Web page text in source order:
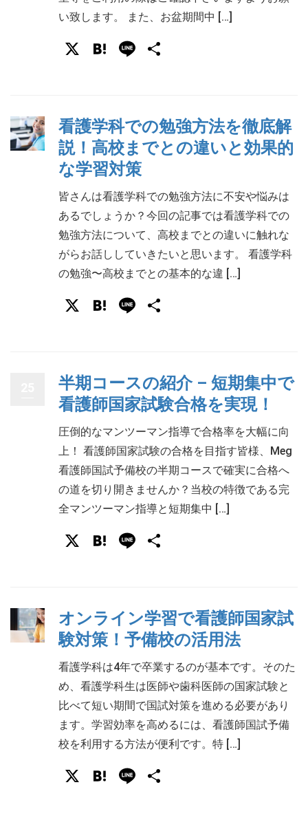
い致します。 また、お盆期間中 […]
X Hatena
Line
看護学科での勉強方法を徹底解
説！高校までとの違いと効果的
な学習対策
皆さんは看護学科での勉強方法に不安や悩みは
あるでしょうか？今回の記事では看護学科での
勉強方法について、高校までとの違いに触れな
がらお話ししていきたいと思います。 看護学科
の勉強〜高校までとの基本的な違 […]
X Hatena
Line
半期コースの紹介 – 短期集中で
看護師国家試験合格を実現！
圧倒的なマンツーマン指導で合格率を大幅に向
上！ 看護師国家試験の合格を目指す皆様、Meg
看護師国試予備校の半期コースで確実に合格へ
の道を切り開きませんか？当校の特徴である完
全マンツーマン指導と短期集中 […]
X Hatena
Line
オンライン学習で看護師国家試
験対策！予備校の活用法
看護学科は4年で卒業するのが基本です。そのた
め、看護学科生は医師や歯科医師の国家試験と
比べて短い期間で国試対策を進める必要があり
ます。学習効率を高めるには、看護師国試予備
校を利用する方法が便利です。特 […]
X Hatena
Line